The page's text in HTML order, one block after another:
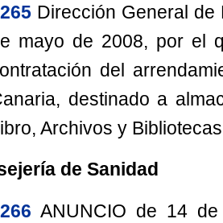
Dirección General de
mayo de 2008, por el
del
destinado a
Archivos y
de Sanidad
ANUNCIO de 14